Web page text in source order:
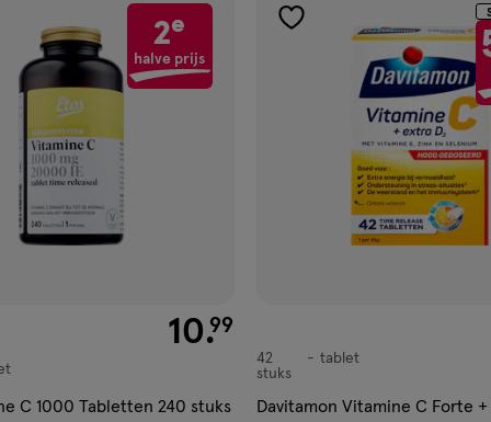
2e
halve prijs
€ 10.99
10.99
C 1000 Tabletten 240 stuks
toevoegen
verlanglijst
tablet
42
stuks
tablet
Davitamon Vitamine C Forte +